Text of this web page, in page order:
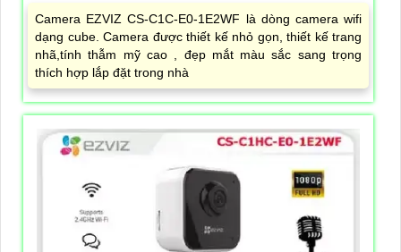
Camera EZVIZ CS-C1C-E0-1E2WF là dòng camera wifi
dạng cube. Camera được thiết kế nhỏ gọn, thiết kế trang
nhã,tính thẫm mỹ cao , đẹp mắt màu sắc sang trọng
thích hợp lắp đặt trong nhà